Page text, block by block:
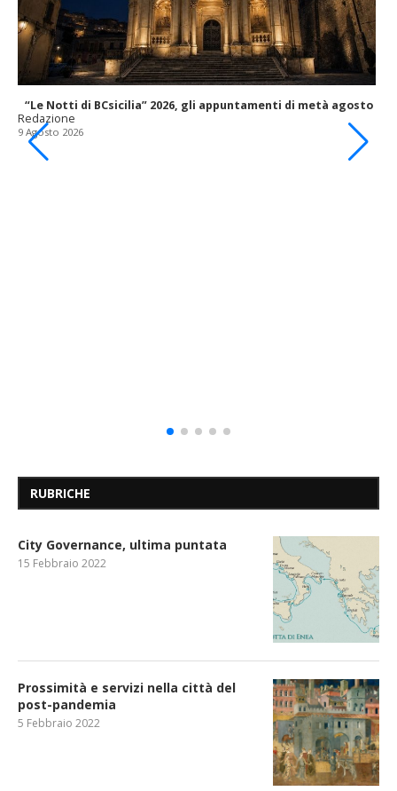
“Le Notti di BCsicilia” 2026, gli appuntamenti di metà agosto
Redazione
9 Agosto 2026
RUBRICHE
City Governance, ultima puntata
15 Febbraio 2022
Prossimità e servizi nella città del
post-pandemia
5 Febbraio 2022